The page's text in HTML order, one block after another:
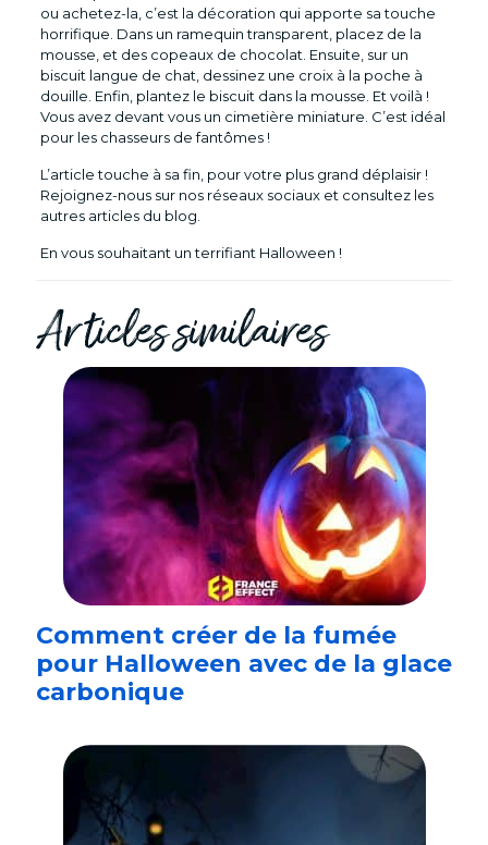
ou achetez-la, c’est la décoration qui apporte sa touche
horrifique. Dans un ramequin transparent, placez de la
mousse, et des copeaux de chocolat. Ensuite, sur un
biscuit langue de chat, dessinez une croix à la poche à
douille. Enfin, plantez le biscuit dans la mousse. Et voilà !
Vous avez devant vous un cimetière miniature. C’est idéal
pour les chasseurs de fantômes !
L’article touche à sa fin, pour votre plus grand déplaisir !
Rejoignez-nous sur nos réseaux sociaux et consultez les
autres articles du blog.
En vous souhaitant un terrifiant Halloween !
Articles similaires
Comment créer de la fumée
pour Halloween avec de la glace
carbonique